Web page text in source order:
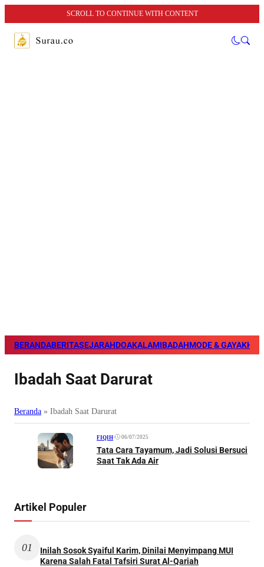
SCROLL TO CONTINUE WITH CONTENT
BERANDABERITASEJARAHDOAKALAMIBADAHMODE & GAYA
Ibadah Saat Darurat
Beranda » Ibadah Saat Darurat
FIQIH• 06/07/2025
Tata Cara Tayamum, Jadi Solusi Bersuci
Saat Tak Ada Air
Artikel Populer
01
Inilah Sosok Syaiful Karim, Dinilai Menyimpang MUI
Karena Salah Fatal Tafsiri Surat Al-Qariah